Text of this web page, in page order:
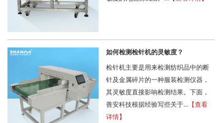
如何检测检针机的灵敏度？
检针机主要是用来检测纺织品中的断
针及金属碎片的一种服装检测仪器，
其灵敏度直接影响检测结果。下面，
善安科技根据经验写些关于… 【查看
详情】